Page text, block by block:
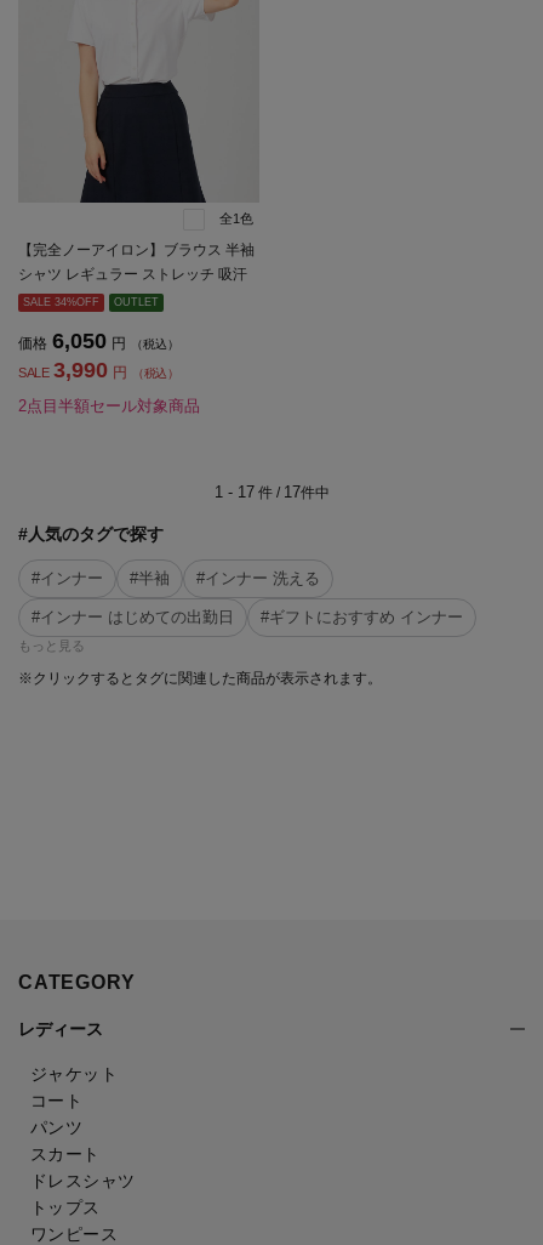
全1色
【完全ノーアイロン】ブラウス 半袖
シャツ レギュラー ストレッチ 吸汗
速乾 白無地 i-shirt 春夏【レディー
SALE 34%OFF OUTLET
価格 6,050 円 （税込）
SALE 3,990 円 （税込）
2点目半額セール対象商品
1 - 17件 / 17件中
#人気のタグで探す
#インナー #半袖 #インナー 洗える
#インナー はじめての出勤日 #ギフトにおすすめ インナー
もっと見る
※クリックするとタグに関連した商品が表示されます。
CATEGORY
レディース
ジャケット
コート
パンツ
スカート
ドレスシャツ
トップス
ワンピース